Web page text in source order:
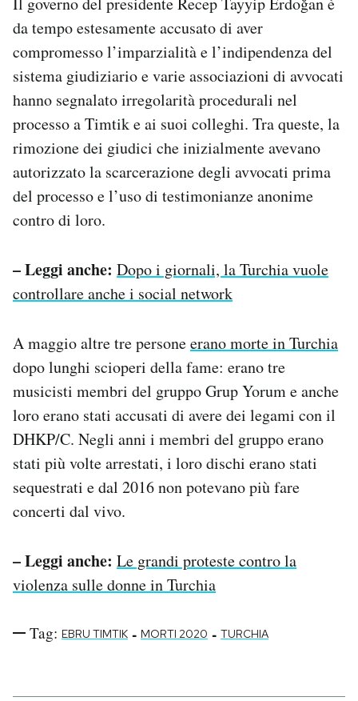
da tempo estesamente accusato di aver
compromesso l’imparzialità e l’indipendenza del
sistema giudiziario e varie associazioni di avvocati
hanno segnalato irregolarità procedurali nel
processo a Timtik e ai suoi colleghi. Tra queste, la
rimozione dei giudici che inizialmente avevano
autorizzato la scarcerazione degli avvocati prima
del processo e l’uso di testimonianze anonime
contro di loro.
– Leggi anche: Dopo i giornali, la Turchia vuole
controllare anche i social network
A maggio altre tre personeerano morte in Turchia
dopo lunghi scioperi della fame: erano tre
musicisti membri del gruppo Grup Yorum e anche
loro erano stati accusati di avere dei legami con il
DHKP/C. Negli anni i membri del gruppo erano
stati più volte arrestati, i loro dischi erano stati
sequestrati e dal 2016 non potevano più fare
concerti dal vivo.
– Leggi anche: Le grandi proteste contro la
violenza sulle donne in Turchia
Tag: EBRU TIMTIK - MORTI 2020 - TURCHIA